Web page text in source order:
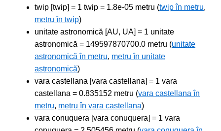
twip [twip] = 1 twip = 1.8e-05 metru (twip în metru,
metru în twip)
unitate astronomică [AU, UA] = 1 unitate
astronomică = 149597870700.0 metru (unitate
astronomică în metru, metru în unitate
astronomică)
vara castellana [vara castellana] = 1 vara
castellana = 0.835152 metru (vara castellana în
metru, metru în vara castellana)
vara conuquera [vara conuquera] = 1 vara